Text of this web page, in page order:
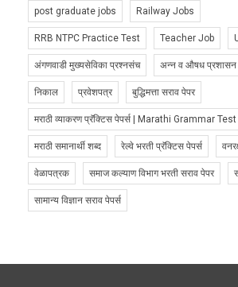
post graduate jobs Railway Jobs
RRB NTPC Practice Test Teacher Job
अंगणवाडी मुख्यसेविका प्रश्नसंच अन्न व औषध प्रशासन
निकाल प्रवेशपत्र बुद्धिमत्ता सराव पेपर
मराठी व्याकरण प्रॅक्टिस पेपर्स | Marathi Grammar Test
मराठी समानार्थी शब्द रेल्वे भरती प्रॅक्टिस पेपर्स
वेळापत्रक समाज कल्याण विभाग भरती सराव पेपर
सामान्य विज्ञान सराव पेपर्स